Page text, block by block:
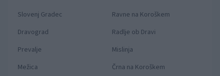
Slovenj Gradec
Ravne na Koroškem
Dravograd
Radlje ob Dravi
Prevalje
Mislinja
Mežica
Črna na Koroškem